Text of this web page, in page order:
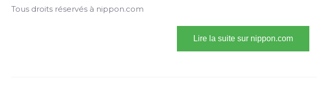
Tous droits réservés à nippon.com
Lire la suite sur nippon.com